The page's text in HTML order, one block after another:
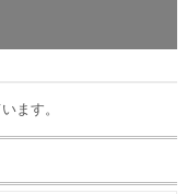
ます。